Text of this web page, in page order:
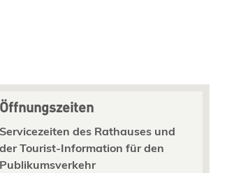
Öffnungszeiten
Servicezeiten des Rathauses und
der Tourist-Information für den
Publikumsverkehr